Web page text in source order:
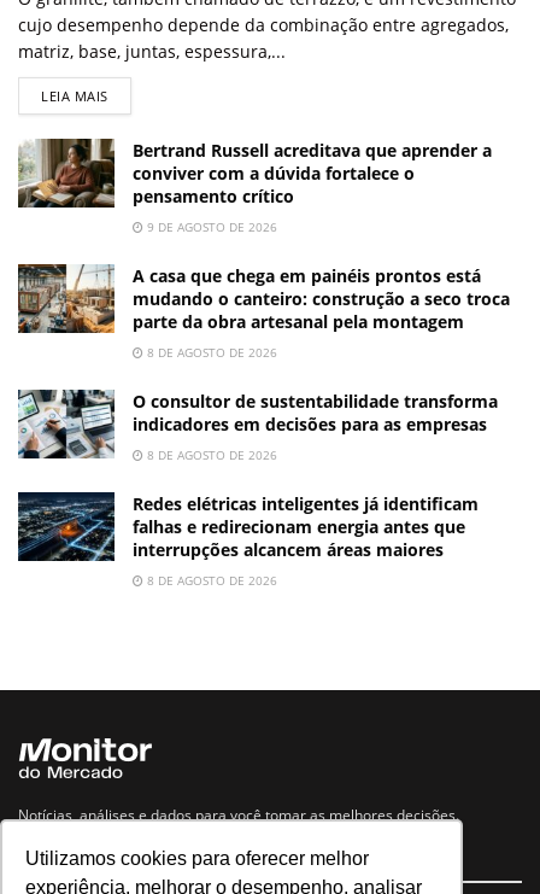
Utilizamos cookies para oferecer melhor
experiência, melhorar o desempenho, analisar
cujo desempenho depende da combinação entre agregados,
matriz, base, juntas, espessura,...
LEIA MAIS
Bertrand Russell acreditava que aprender a
conviver com a dúvida fortalece o
pensamento crítico
9 DE AGOSTO DE 2026
A casa que chega em painéis prontos está
mudando o canteiro: construção a seco troca
parte da obra artesanal pela montagem
8 DE AGOSTO DE 2026
O consultor de sustentabilidade transforma
indicadores em decisões para as empresas
8 DE AGOSTO DE 2026
Redes elétricas inteligentes já identificam
falhas e redirecionam energia antes que
interrupções alcancem áreas maiores
8 DE AGOSTO DE 2026
Notícias, análises e dados para você tomar as melhores decisões.
Navegue no site